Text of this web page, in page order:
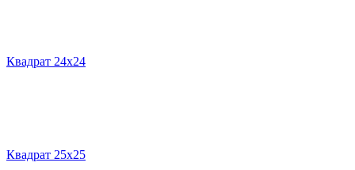
Квадрат 24х24
Квадрат 25х25